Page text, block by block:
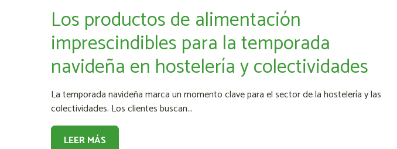
Los productos de alimentación
imprescindibles para la temporada
navideña en hostelería y colectividades
La temporada navideña marca un momento clave para el sector de la hostelería y las
colectividades. Los clientes buscan...
LEER MÁS